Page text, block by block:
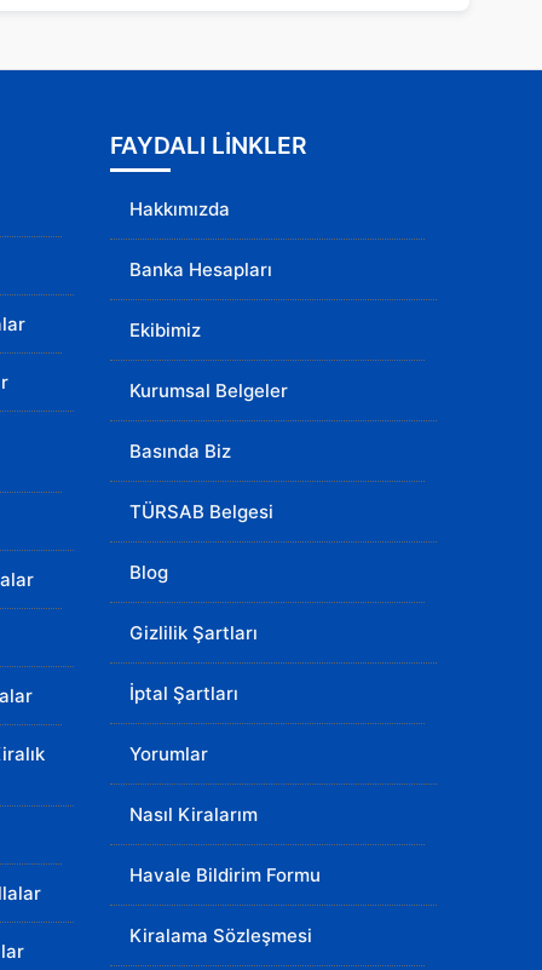
FAYDALI LİNKLER
Hakkımızda
Banka Hesapları
Ekibimiz
Kurumsal Belgeler
Basında Biz
TÜRSAB Belgesi
Blog
Gizlilik Şartları
İptal Şartları
Yorumlar
Nasıl Kiralarım
Havale Bildirim Formu
Kiralama Sözleşmesi